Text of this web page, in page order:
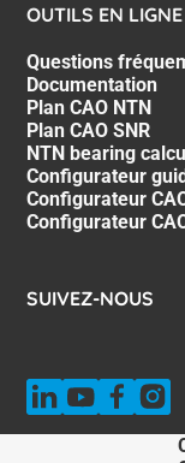
OUTILS EN LIGNE
Questions
Documentation
Plan CAO NTN
Plan CAO SNR
NTN bearing
Configurateur
Configurateur
Configurateur
SUIVEZ-NOUS